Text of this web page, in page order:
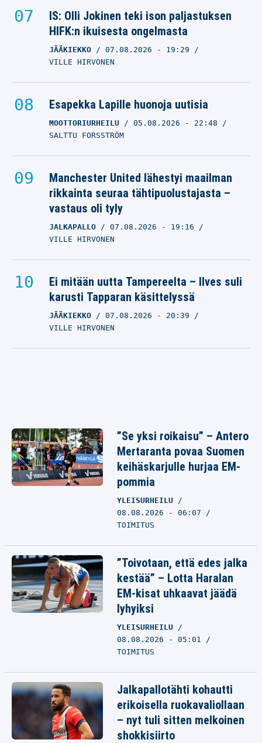
IS: Olli Jokinen teki ison paljastuksen
HIFK:n ikuisesta ongelmasta
JÄÄKIEKKO 07.08.2026 - 19:29
VILLE HIRVONEN
Esapekka Lapille huonoja uutisia
MOOTTORIURHEILU 05.08.2026 - 22:48
SALTTU FORSSTRÖM
Manchester United lähestyi maailman
rikkainta seuraa tähtipuolustajasta –
vastaus oli tyly
JALKAPALLO 07.08.2026 - 19:16
VILLE HIRVONEN
Ei mitään uutta Tampereelta – Ilves suli
karusti Tapparan käsittelyssä
JÄÄKIEKKO 07.08.2026 - 20:39
VILLE HIRVONEN
”Se yksi roikaisu” – Antero
Mertaranta povaa Suomen
keihäskarjulle hurjaa EM-
pommia
YLEISURHEILU
08.08.2026 - 06:07
TOIMITUS
”Toivotaan, että edes jalka
kestää” – Lotta Haralan
EM-kisat uhkaavat jäädä
lyhyiksi
YLEISURHEILU
08.08.2026 - 05:01
TOIMITUS
Jalkapallotähti kohautti
erikoisella ruokavaliollaan
– nyt tuli sitten melkoinen
shokkisiirto